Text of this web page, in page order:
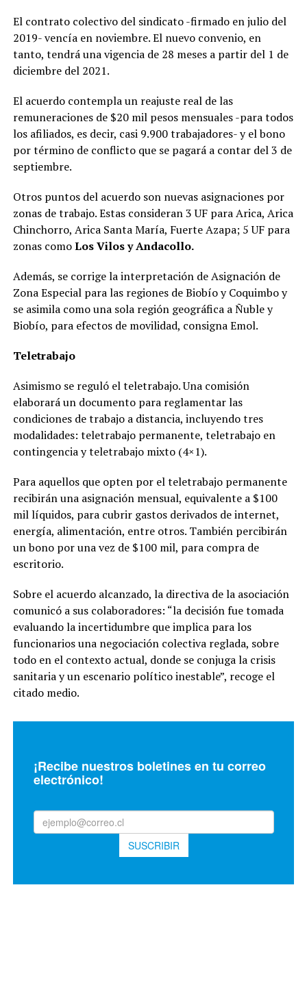
El contrato colectivo del sindicato -firmado en julio del
2019- vencía en noviembre. El nuevo convenio, en
tanto, tendrá una vigencia de 28 meses a partir del 1 de
diciembre del 2021.
El acuerdo contempla un reajuste real de las
remuneraciones de $20 mil pesos mensuales -para todos
los afiliados, es decir, casi 9.900 trabajadores- y el bono
por término de conflicto que se pagará a contar del 3 de
septiembre.
Otros puntos del acuerdo son nuevas asignaciones por
zonas de trabajo. Estas consideran 3 UF para Arica, Arica
Chinchorro, Arica Santa María, Fuerte Azapa; 5 UF para
zonas comoLos Vilos y Andacollo.
Además, se corrige la interpretación de Asignación de
Zona Especial para las regiones de Biobío y Coquimbo y
se asimila como una sola región geográfica a Ñuble y
Biobío, para efectos de movilidad, consigna Emol.
Teletrabajo
Asimismo se reguló el teletrabajo. Una comisión
elaborará un documento para reglamentar las
condiciones de trabajo a distancia, incluyendo tres
modalidades: teletrabajo permanente, teletrabajo en
contingencia y teletrabajo mixto (4×1).
Para aquellos que opten por el teletrabajo permanente
recibirán una asignación mensual, equivalente a $100
mil líquidos, para cubrir gastos derivados de internet,
energía, alimentación, entre otros. También percibirán
un bono por una vez de $100 mil, para compra de
escritorio.
Sobre el acuerdo alcanzado, la directiva de la asociación
comunicó a sus colaboradores: “la decisión fue tomada
evaluando la incertidumbre que implica para los
funcionarios una negociación colectiva reglada, sobre
todo en el contexto actual, donde se conjuga la crisis
sanitaria y un escenario político inestable”, recoge el
citado medio.